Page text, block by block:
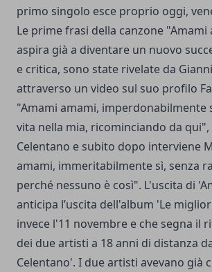
primo singolo esce proprio oggi,
Le prime frasi della canzone "Amami
aspira già a diventare un nuovo
e critica, sono state rivelate da
attraverso un video sul suo profilo
"Amami amami, imperdonabilmente
vita nella mia, ricominciando da
Celentano e subito dopo interviene
amami, immeritabilmente sì, senza
perché nessuno è così". L'uscita di
anticipa l’uscita dell'album 'Le
invece l'11 novembre e che segna il
dei due artisti a 18 anni di distanza
Celentano'. I due artisti avevano già